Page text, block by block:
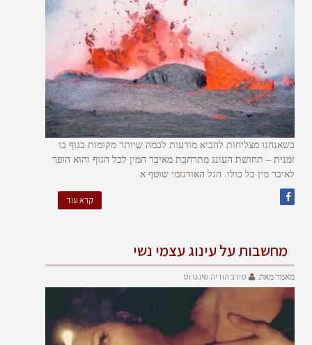
כשאנחנו מצליחות להביא מודעות לכמה שיותר מקומות בגוף בו
זמנית – תחושת העונג מתרחבת מאיבר המין לכל הגוף והוא הופך
לאיבר מין כל כולו. הגל האורגזמי שוטף א
קרא עוד
מחשבות על עינוג עצמי נשי
מאמר מאת: מירב הודיה שינגרוס